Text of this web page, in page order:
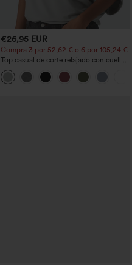
+5
€26,95 EUR
Compra 3 por 52,62 € o 6 por 105,24 €.
Top casual de corte relajado con cuello
redondo y mangas murciélago.